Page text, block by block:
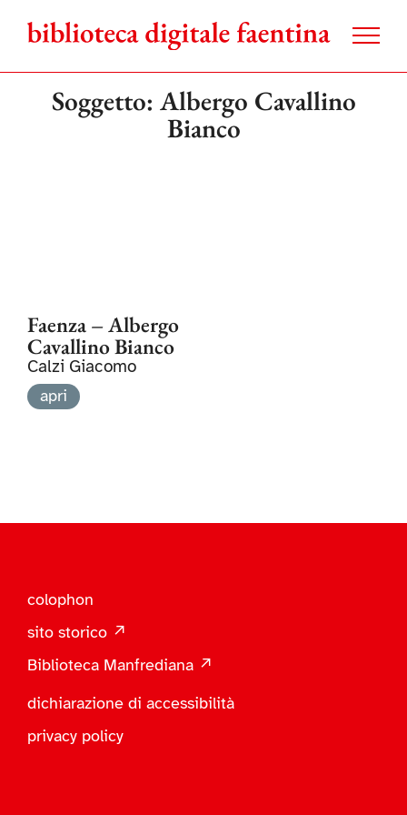
contenuto
Soggetto: Albergo Cavallino
Bianco
Faenza – Albergo
Cavallino Bianco
Calzi Giacomo
apri
colophon
sito storico ↗
Biblioteca Manfrediana ↗
dichiarazione di accessibilità
privacy policy